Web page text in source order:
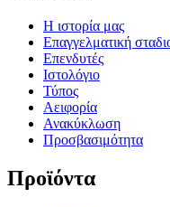
Η ιστορία μας
Επαγγελματική
Επενδυτές
Ιστολόγιο
Τύπος
Αειφορία
Ανακύκλωση
Προσβασιμότητα
Προϊόντα